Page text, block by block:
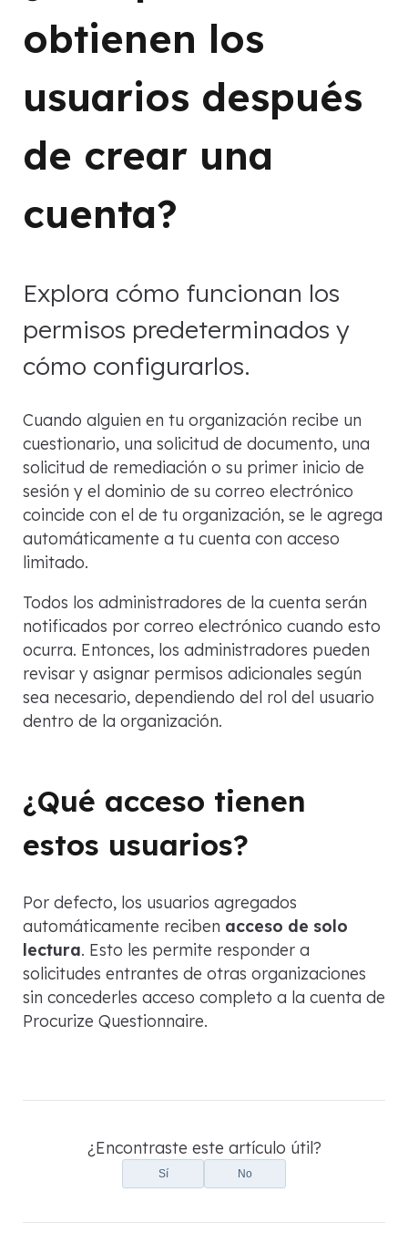
obtienen los
usuarios después
de crear una
cuenta?
Explora cómo funcionan los
permisos predeterminados y
cómo configurarlos.
Cuando alguien en tu organización recibe un
cuestionario, una solicitud de documento, una
solicitud de remediación o su primer inicio de
sesión y el dominio de su correo electrónico
coincide con el de tu organización, se le agrega
automáticamente a tu cuenta con acceso
limitado.
Todos los administradores de la cuenta serán
notificados por correo electrónico cuando esto
ocurra. Entonces, los administradores pueden
revisar y asignar permisos adicionales según
sea necesario, dependiendo del rol del usuario
dentro de la organización.
¿Qué acceso tienen
estos usuarios?
Por defecto, los usuarios agregados
automáticamente reciben acceso de solo
lectura. Esto les permite responder a
solicitudes entrantes de otras organizaciones
sin concederles acceso completo a la cuenta de
Procurize Questionnaire.
¿Encontraste este artículo útil?
Sí No